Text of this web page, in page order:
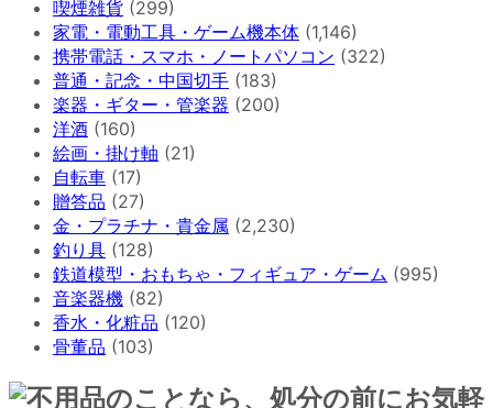
喫煙雑貨 (299)
家電・電動工具・ゲーム機本体 (1,146)
携帯電話・スマホ・ノートパソコン (322)
普通・記念・中国切手 (183)
楽器・ギター・管楽器 (200)
洋酒 (160)
絵画・掛け軸 (21)
自転車 (17)
贈答品 (27)
金・プラチナ・貴金属 (2,230)
釣り具 (128)
鉄道模型・おもちゃ・フィギュア・ゲーム (995)
音楽器機 (82)
香水・化粧品 (120)
骨董品 (103)